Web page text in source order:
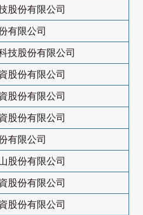
股份有限公司
有限公司
技股份有限公司
股份有限公司
股份有限公司
股份有限公司
有限公司
股份有限公司
股份有限公司
股份有限公司